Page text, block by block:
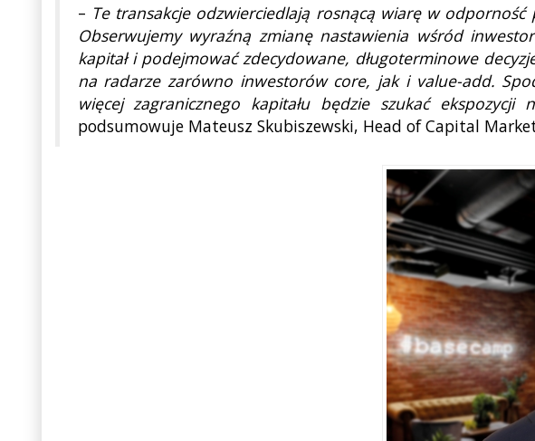
– Te transakcje odzwierciedlają rosnącą wiarę w
Obserwujemy wyraźną zmianę nastawienia wśród
kapitał i podejmować zdecydowane, długoterminowe
na radarze zarówno inwestorów core, jak i value-add.
więcej zagranicznego kapitału będzie szukać
podsumowuje Mateusz Skubiszewski, Head of Capital